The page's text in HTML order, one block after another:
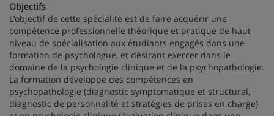
Objectifs
L’objectif de cette spécialité est de faire acquérir une
compétence professionnelle théorique et pratique de haut
niveau de spécialisation aux étudiants engagés dans une
formation de psychologue, et désirant exercer dans le
domaine de la psychologie clinique et de la psychopathologie.
La formation développe des compétences en
psychopathologie (diagnostic symptomatique et structural,
diagnostic de personnalité et stratégies de prises en charge)